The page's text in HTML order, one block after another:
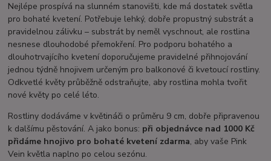
Nejlépe prospívá na slunném stanovišti, kde má dostatek světla
pro bohaté kvetení. Potřebuje lehký, dobře propustný substrát a
pravidelnou zálivku – substrát by neměl vyschnout, ale rostlina
nesnese dlouhodobé přemokření. Pro podporu bohatého a
dlouhotrvajícího kvetení doporučujeme pravidelné přihnojování
jednou týdně hnojivem určeným pro balkonové či kvetoucí rostliny.
Odkvetlé květy průběžně odstraňujte, aby rostlina mohla tvořit
nové květy po celé léto.
Rostliny dodáváme v květináči o průměru 9 cm, dobře připravenou
k dalšímu pěstování. A jako bonus: při objednávce nad 1000 Kč
přidáme hnojivo pro bohaté kvetení zdarma, aby vaše Pink
Vein květla naplno po celou sezónu.